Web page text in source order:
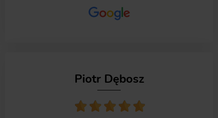
Piotr Dębosz